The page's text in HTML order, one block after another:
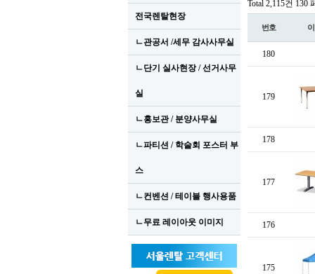
전국렌탈현장
ㄴ관공서 /세무 감사사무실
ㄴ단기 실사현장 / 선거사무
실
ㄴ홍보관 / 분양사무실
ㄴ파티션 / 학술회 포스터 부
스
ㄴ컨벤션 / 테이블 행사용품
ㄴ무료 레이아웃 이미지
Total 2,115건 130
번호
180
179
178
177
176
175